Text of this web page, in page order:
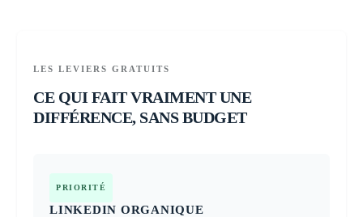
LES LEVIERS GRATUITS
CE QUI FAIT VRAIMENT UNE
DIFFÉRENCE, SANS BUDGET
PRIORITÉ
LINKEDIN ORGANIQUE